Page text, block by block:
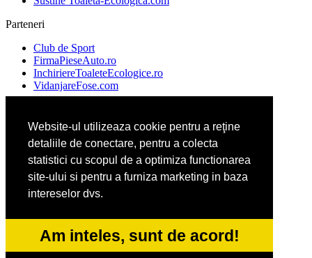
Website-ul utilizeaza cookie pentru a reţine
detaliile de conectare, pentru a colecta
statistici cu scopul de a optimiza functionarea
site-ului si pentru a furniza marketing in baza
intereselor dvs.
Am inteles, sunt de acord!
Parteneri
Club de Sport
FirmaPieseAuto.ro
InchiriereToaleteEcologice.ro
VidanjareFose.com
Ambalaje Romania
Apicultorul.com
Cabinet-Individual.ro
CentruInchirieri.ro
ConstructiiHaleMetalice.ro
FirmaDeratizare.ro
InstructorScoalaAuto.ro
SalonFrizerieCanina.com